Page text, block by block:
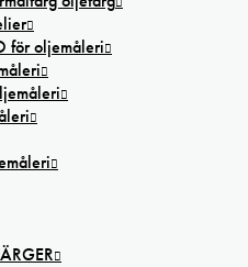
för oljemåleri